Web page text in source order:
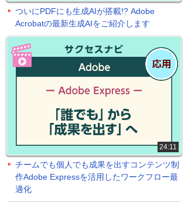
ついにPDFにも生成AIが搭載!? Adobe
Acrobatの最新生成AIをご紹介します
24:11
チームでも個人でも成果を出すコンテンツ制
作Adobe Expressを活用したワークフロー最
適化